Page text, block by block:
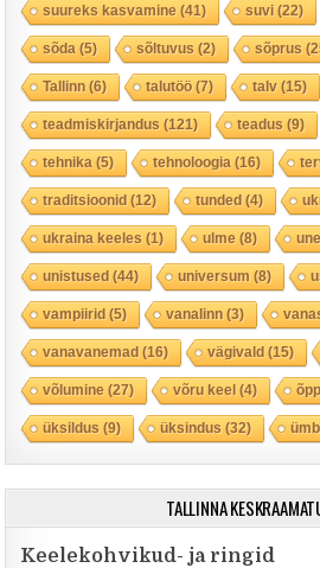
suureks kasvamine (41) suvi(22)
sõda (5) sõltuvus (2) sõprus
Tallinn(6) talutöö(7) talv(15)
teadmiskirjandus (121) teadus (9)
tehnika (5) tehnoloogia (16)
traditsioonid(12) tunded(4)
ukraina keeles (1) ulme (8)
unistused(44) universum (8)
vampiirid(5) vanalinn(3)
vanavanemad(16) vägivald(15)
võlumine (27) võru keel(4)
üksildus (9) üksindus (32)
TALLINNA
Keelekohvikud- ja ringid